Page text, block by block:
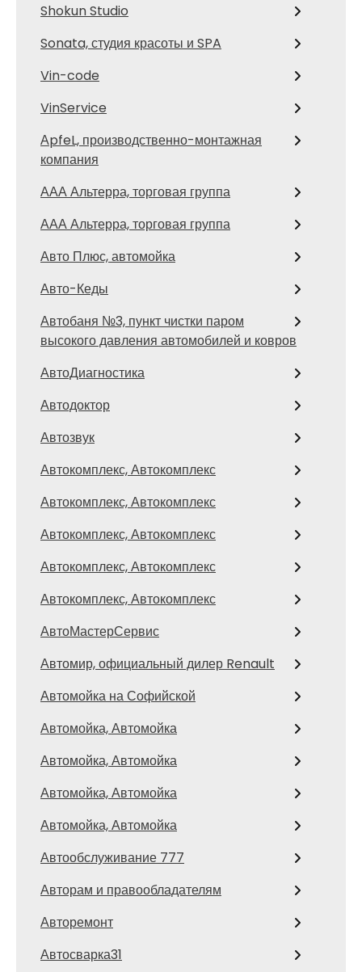
Shokun Studio
Sonata, студия красоты и SPA
Vin-code
VinService
АpfeL, производственно-монтажная
компания
ААА Альтерра, торговая группа
ААА Альтерра, торговая группа
Авто Плюс, автомойка
Авто-Кеды
Автобаня №3, пункт чистки паром
высокого давления автомобилей и ковров
АвтоДиагностика
Автодоктор
Автозвук
Автокомплекс, Автокомплекс
Автокомплекс, Автокомплекс
Автокомплекс, Автокомплекс
Автокомплекс, Автокомплекс
Автокомплекс, Автокомплекс
АвтоМастерСервис
Автомир, официальный дилер Renault
Автомойка на Софийской
Автомойка, Автомойка
Автомойка, Автомойка
Автомойка, Автомойка
Автомойка, Автомойка
Автообслуживание 777
Авторам и правообладателям
Авторемонт
Автосварка31